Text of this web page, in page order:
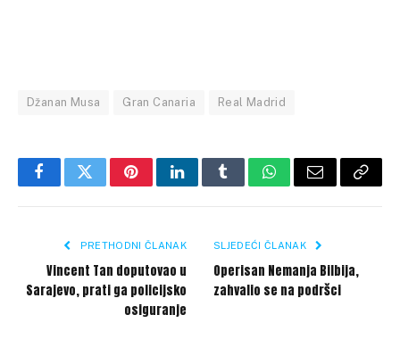
Džanan Musa Gran Canaria Real Madrid
FacebookTwitterPinterestLinkedInTumblrWhatsApp
Email Copy
PRETHODNI ČLANAK
Vincent Tan doputovao u
Sarajevo, prati ga policijsko
osiguranje
SLJEDEĆI ČLANAK
Operisan Nemanja Bilbija,
zahvalio se na podršci